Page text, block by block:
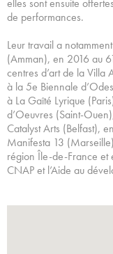
elles sont ensuite
de performances.
Leur travail a
(Amman), en 2016 au
centres d’art de la
à la 5e Biennale
à La Gaîté Lyrique
d’Oeuvres (Saint-
Catalyst Arts (Belfast),
Manifesta 13
région Île-de-France et
CNAP et l’Aide au